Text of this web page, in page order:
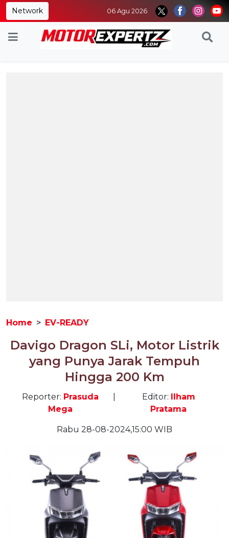
Network 06 Agu 2026
Home EV-READY
Davigo Dragon SLi, Motor Listrik
yang Punya Jarak Tempuh
Hingga 200 Km
Reporter: Prasuda
Mega
Editor: Ilham
Pratama
Rabu 28-08-2024,15:00 WIB